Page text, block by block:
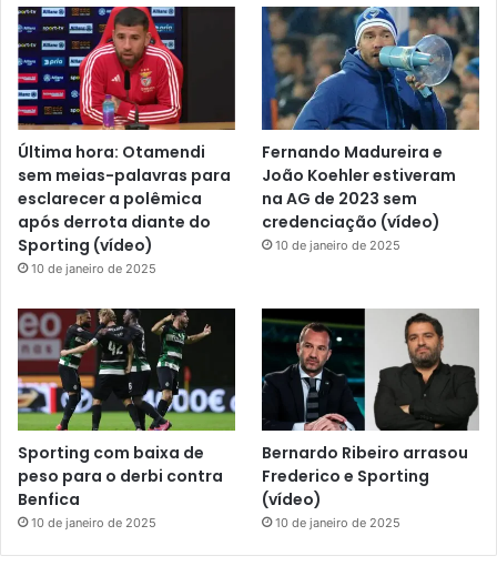
Última hora: Otamendi
sem meias-palavras para
esclarecer a polêmica
após derrota diante do
Sporting (vídeo)
10 de janeiro de 2025
Fernando Madureira e
João Koehler estiveram
na AG de 2023 sem
credenciação (vídeo)
10 de janeiro de 2025
Sporting com baixa de
peso para o derbi contra
Benfica
10 de janeiro de 2025
Bernardo Ribeiro arrasou
Frederico e Sporting
(vídeo)
10 de janeiro de 2025